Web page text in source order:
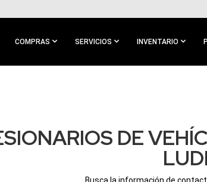
COMPRAS SERVICIOS INVENTARIO
DE